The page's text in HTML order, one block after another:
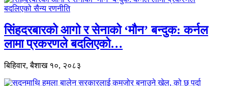
सिंहदरबारको आगो र सेनाको ‘मौन’ बन्दुक: कर्नल
लामा प्रकरणले बदलिएको…
बिहिवार, बैशाख १०, २०८३